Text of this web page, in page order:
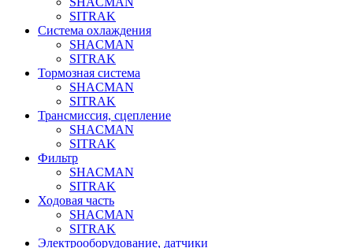
SITRAK
Система охлаждения
SHACMAN
SITRAK
Тормозная система
SHACMAN
SITRAK
Трансмиссия, сцепление
SHACMAN
SITRAK
Фильтр
SHACMAN
SITRAK
Ходовая часть
SHACMAN
SITRAK
Электрооборудование, датчики